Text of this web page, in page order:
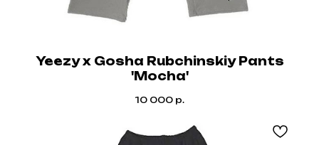
Yeezy x Gosha Rubchinskiy Pants
'Mocha'
10 000 р.